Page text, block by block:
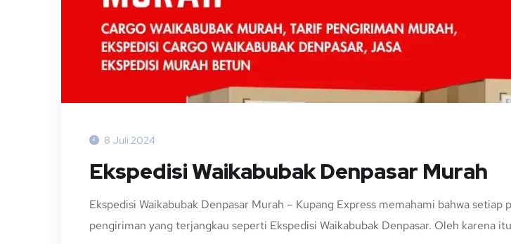
8 Juli 2024
Ekspedisi Waikabubak Denpasar Murah
Ekspedisi Waikabubak Denpasar Murah – Kupang Express memahami bahwa
pengiriman yang terjangkau seperti Ekspedisi Waikabubak Denpasar. Oleh karena